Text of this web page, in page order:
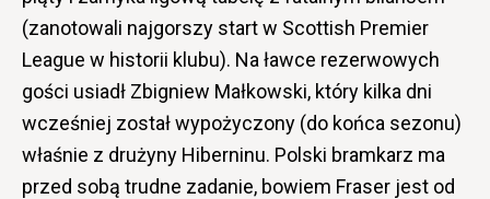
(zanotowali najgorszy start w Scottish Premier
League w historii klubu). Na ławce rezerwowych
gości usiadł Zbigniew Małkowski, który kilka dni
wcześniej został wypożyczony (do końca sezonu)
właśnie z drużyny Hiberninu. Polski bramkarz ma
przed sobą trudne zadanie, bowiem Fraser jest od